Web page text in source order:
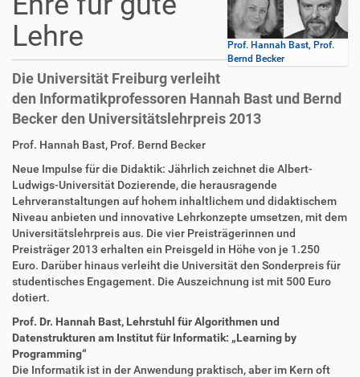
Prof. Hannah Bast, Prof.
Bernd Becker
Lehre
Die Universität Freiburg verleiht
den Informatikprofessoren Hannah Bast und Bernd
Becker den Universitätslehrpreis 2013
D
r
e
k
t
z
u
g
r
i
f
f
A
t
i
k
e
l
a
k
t
i
o
n
e
n
Prof. Hannah Bast, Prof. Bernd Becker
Neue Impulse für die Didaktik: Jährlich zeichnet die Albert-
Ludwigs-Universität Dozierende, die herausragende
Lehrveranstaltungen auf hohem inhaltlichem und didaktischem
Niveau anbieten und innovative Lehrkonzepte umsetzen, mit dem
Universitätslehrpreis aus. Die vier Preisträgerinnen und
Preisträger 2013 erhalten ein Preisgeld in Höhe von je 1.250
Euro. Darüber hinaus verleiht die Universität den Sonderpreis für
studentisches Engagement. Die Auszeichnung ist mit 500 Euro
dotiert.
Prof. Dr. Hannah Bast, Lehrstuhl für Algorithmen und
Datenstrukturen am Institut für Informatik: „Learning by
Programming“
Die Informatik ist in der Anwendung praktisch, aber im Kern oft